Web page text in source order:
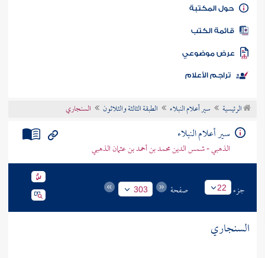
كتاب الأمة
المكتبة
الكتب
موضوعي
تراجم الأعلام
الرئيسية سير أعلام النبلاء الطبقة الثالثة والثلاثون السنجاري
سير أعلام النبلاء
الذهبي - شمس الدين محمد بن أحمد بن عثمان الذهبي
جزء 22 صفحة 303
السنجاري